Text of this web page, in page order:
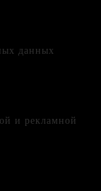
данных
и рекламной